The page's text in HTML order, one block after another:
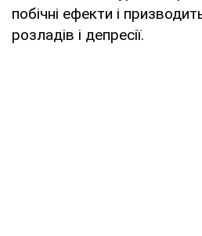
побічні ефекти і
розладів і депресії.